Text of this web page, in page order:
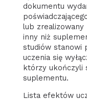
dokumentu
lub
inny niż
studiów stanowi
uczenia się
którzy ukończyli
suplementu.
Lista efektów